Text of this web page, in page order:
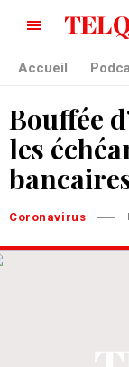
Accueil
Bouffée
les
Coronavirus